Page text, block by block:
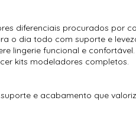
diferenciais procurados por
o dia todo com suporte e
lingerie funcional e confortável.
kits modeladores completos.
e acabamento que